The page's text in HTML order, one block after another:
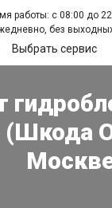
работы: с 08:00 до
без
Выбрать сервис
(Шкода